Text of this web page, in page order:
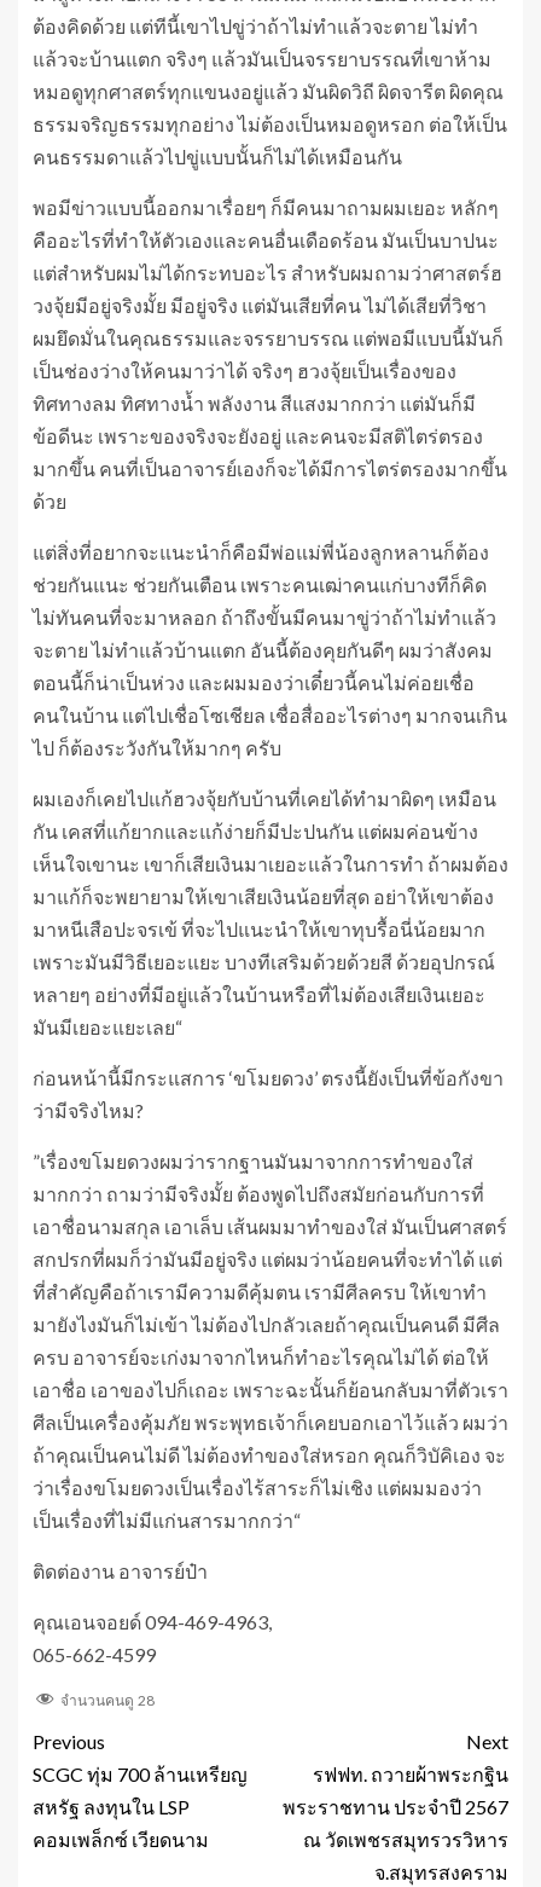
ต้องคิดด้วย แต่ทีนี้เขาไปขู่ว่าถ้าไม่ทำแล้วจะตาย ไม่ทำ
แล้วจะบ้านแตก จริงๆ แล้วมันเป็นจรรยาบรรณที่เขาห้าม
หมอดูทุกศาสตร์ทุกแขนงอยู่แล้ว มันผิดวิถี ผิดจารีต ผิดคุณ
ธรรมจริญธรรมทุกอย่าง ไม่ต้องเป็นหมอดูหรอก ต่อให้เป็น
คนธรรมดาแล้วไปขู่แบบนั้นก็ไม่ได้เหมือนกัน
พอมีข่าวแบบนี้ออกมาเรื่อยๆ ก็มีคนมาถามผมเยอะ หลักๆ
คืออะไรที่ทำให้ตัวเองและคนอื่นเดือดร้อน มันเป็นบาปนะ
แต่สำหรับผมไม่ได้กระทบอะไร สำหรับผมถามว่าศาสตร์ฮ
วงจุ้ยมีอยู่จริงมั้ย มีอยู่จริง แต่มันเสียที่คน ไม่ได้เสียที่วิชา
ผมยึดมั่นในคุณธรรมและจรรยาบรรณ แต่พอมีแบบนี้มันก็
เป็นช่องว่างให้คนมาว่าได้ จริงๆ ฮวงจุ้ยเป็นเรื่องของ
ทิศทางลม ทิศทางน้ำ พลังงาน สีแสงมากกว่า แต่มันก็มี
ข้อดีนะ เพราะของจริงจะยังอยู่ และคนจะมีสติไตร่ตรอง
มากขึ้น คนที่เป็นอาจารย์เองก็จะได้มีการไตร่ตรองมากขึ้น
ด้วย
แต่สิ่งที่อยากจะแนะนำก็คือมีพ่อแม่พี่น้องลูกหลานก็ต้อง
ช่วยกันแนะ ช่วยกันเตือน เพราะคนเฒ่าคนแก่บางทีก็คิด
ไม่ทันคนที่จะมาหลอก ถ้าถึงขั้นมีคนมาขู่ว่าถ้าไม่ทำแล้ว
จะตาย ไม่ทำแล้วบ้านแตก อันนี้ต้องคุยกันดีๆ ผมว่าสังคม
ตอนนี้ก็น่าเป็นห่วง และผมมองว่าเดี๋ยวนี้คนไม่ค่อยเชื่อ
คนในบ้าน แต่ไปเชื่อโซเชียล เชื่อสื่ออะไรต่างๆ มากจนเกิน
ไป ก็ต้องระวังกันให้มากๆ ครับ
ผมเองก็เคยไปแก้ฮวงจุ้ยกับบ้านที่เคยได้ทำมาผิดๆ เหมือน
กัน เคสที่แก้ยากและแก้ง่ายก็มีปะปนกัน แต่ผมค่อนข้าง
เห็นใจเขานะ เขาก็เสียเงินมาเยอะแล้วในการทำ ถ้าผมต้อง
มาแก้ก็จะพยายามให้เขาเสียเงินน้อยที่สุด อย่าให้เขาต้อง
มาหนีเสือปะจรเข้ ที่จะไปแนะนำให้เขาทุบรื้อนี่น้อยมาก
เพราะมันมีวิธีเยอะแยะ บางทีเสริมด้วยด้วยสี ด้วยอุปกรณ์
หลายๆ อย่างที่มีอยู่แล้วในบ้านหรือที่ไม่ต้องเสียเงินเยอะ
มันมีเยอะแยะเลย“
ก่อนหน้านี้มีกระแสการ ‘ขโมยดวง’ ตรงนี้ยังเป็นที่ข้อกังขา
ว่ามีจริงไหม?
”เรื่องขโมยดวงผมว่ารากฐานมันมาจากการทำของใส่
มากกว่า ถามว่ามีจริงมั้ย ต้องพูดไปถึงสมัยก่อนกับการที่
เอาชื่อนามสกุล เอาเล็บ เส้นผมมาทำของใส่ มันเป็นศาสตร์
สกปรกที่ผมก็ว่ามันมีอยู่จริง แต่ผมว่าน้อยคนที่จะทำได้ แต่
ที่สำคัญคือถ้าเรามีความดีคุ้มตน เรามีศีลครบ ให้เขาทำ
มายังไงมันก็ไม่เข้า ไม่ต้องไปกลัวเลยถ้าคุณเป็นคนดี มีศีล
ครบ อาจารย์จะเก่งมาจากไหนก็ทำอะไรคุณไม่ได้ ต่อให้
เอาชื่อ เอาของไปก็เถอะ เพราะฉะนั้นก็ย้อนกลับมาที่ตัวเรา
ศีลเป็นเครื่องคุ้มภัย พระพุทธเจ้าก็เคยบอกเอาไว้แล้ว ผมว่า
ถ้าคุณเป็นคนไม่ดี ไม่ต้องทำของใส่หรอก คุณก็วิบัคิเอง จะ
ว่าเรื่องขโมยดวงเป็นเรื่องไร้สาระก็ไม่เชิง แต่ผมมองว่า
เป็นเรื่องที่ไม่มีแก่นสารมากกว่า“
ติดต่องาน อาจารย์ป๋า
คุณเอนจอยด์ 094-469-4963,
065-662-4599
จำนวนคนดู 28
Previous
SCGC ทุ่ม 700 ล้านเหรียญ
สหรัฐ ลงทุนใน LSP
คอมเพล็กซ์ เวียดนาม
Next
รฟฟท. ถวายผ้าพระกฐิน
พระราชทาน ประจำปี 2567
ณ วัดเพชรสมุทรวรวิหาร
จ.สมุทรสงคราม